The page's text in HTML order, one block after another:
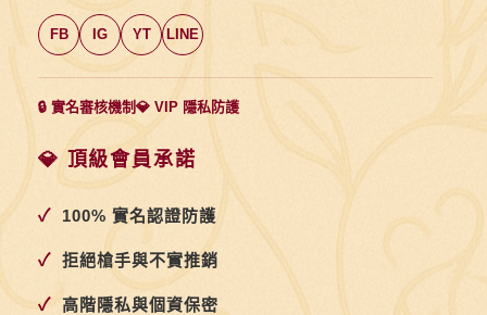
FB IG YT LINE
🔒 實名審核機制💎 VIP 隱私防護
💎 頂級會員承諾
✓ 100% 實名認證防護
✓ 拒絕槍手與不實推銷
✓ 高階隱私與個資保密